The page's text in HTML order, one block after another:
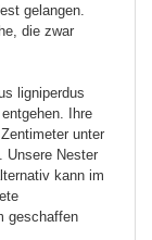
gelangen.
die zwar
ligniperdus
Ihre
unter
Unsere Nester
kann im
geschaffen